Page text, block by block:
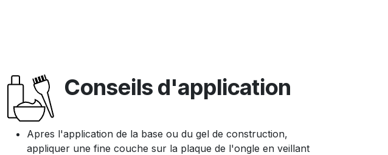
Conseils d'application
Apres l'application de la base ou du gel de construction,
appliquer une fine couche sur la plaque de l'ongle en veillant